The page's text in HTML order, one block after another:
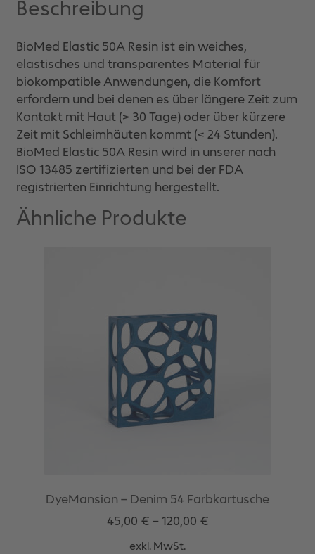
Beschreibung
BioMed Elastic 50A Resin ist ein weiches,
elastisches und transparentes Material für
biokompatible Anwendungen, die Komfort
erfordern und bei denen es über längere Zeit zum
Kontakt mit Haut (> 30 Tage) oder über kürzere
Zeit mit Schleimhäuten kommt (< 24 Stunden).
BioMed Elastic 50A Resin wird in unserer nach
ISO 13485 zertifizierten und bei der FDA
registrierten Einrichtung hergestellt.
Ähnliche Produkte
DyeMansion – Denim 54 Farbkartusche
45,00 € – 120,00 €
exkl. MwSt.